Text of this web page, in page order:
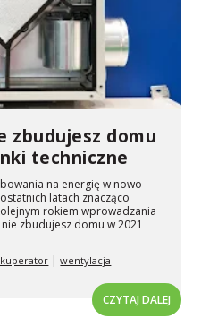
zbudujesz domu
techniczne
na energię w nowo
latach znacząco
rokiem wprowadzania
zbudujesz domu w 2021
|wentylacja
CZYTAJ DALEJ